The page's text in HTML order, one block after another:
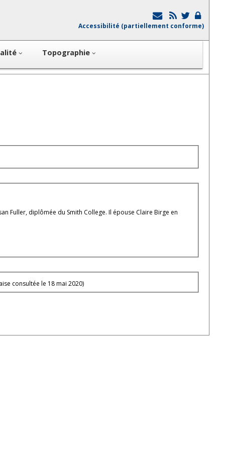
Accessibilité (partiellement conforme)
Topographie
Fuller, diplômée du Smith College. Il épouse Claire Birge en
consultée le 18 mai 2020)